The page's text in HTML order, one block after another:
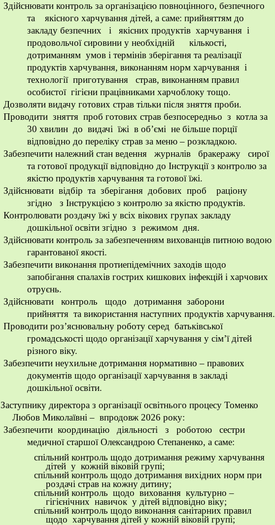
Здійснювати контроль за організацією повноцінного, безпечного
та якісного харчування дітей, а саме: прийняттям до
закладу безпечних і якісних продуктів харчування і
продовольчої сировини у необхідній кількості,
дотриманням умов і термінів зберігання та реалізації
продуктів харчування, виконанням норм харчування і
технології приготування страв, виконанням правил
особистої гігієни працівниками харчоблоку тощо.
Дозволяти видачу готових страв тільки після зняття проби.
Проводити зняття проб готових страв безпосередньо з котла за
30 хвилин до видачі їжі в об’ємі не більше порції
відповідно до переліку страв за меню – розкладкою.
Забезпечити належний стан ведення журналів бракеражу сирої
та готової продукції відповідно до Інструкції з контролю за
якістю продуктів харчування та готової їжі.
Здійснювати відбір та зберігання добових проб раціону
згідно з Інструкцією з контролю за якістю продуктів.
Контролювати роздачу їжі у всіх вікових групах закладу
дошкільної освіти згідно з режимом дня.
Здійснювати контроль за забезпеченням вихованців питною водою
гарантованої якості.
Забезпечити виконання протиепідемічних заходів щодо
запобігання спалахів гострих кишкових інфекцій і харчових
отруєнь.
Здійснювати контроль щодо дотримання заборони
прийняття та використання наступних продуктів харчування.
Проводити роз’яснювальну роботу серед батьківської
громадськості щодо організації харчування у сім’ї дітей
різного віку.
Забезпечити неухильне дотримання нормативно – правових
документів щодо організації харчування в закладі
дошкільної освіти.
Заступнику директора з організації освітнього процесу Томенко
Любов Миколаївні – впродовж 2026 року:
Забезпечити координацію діяльності з роботою сестри
медичної старшоїОлександрою Степаненко, а саме:
спільний контроль щодо дотримання режиму харчування
дітей у кожній віковій групі;
спільний контроль щодо дотримання вихідних норм при
роздачі страв на кожну дитину;
спільний контроль щодо виховання культурно –
гігієнічних навичок у дітей відповідно віку;
спільний контроль щодо виконання санітарних правил
щодо харчування дітей у кожній віковій групі;